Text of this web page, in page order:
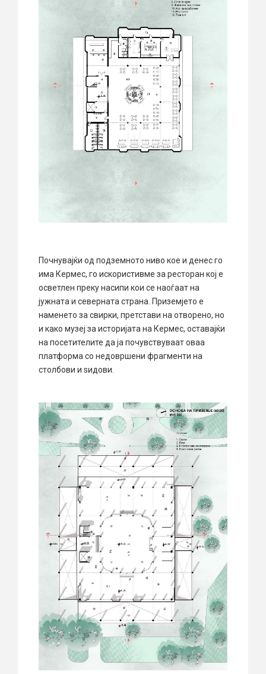
Почнувајќи од подземното ниво кое и денес го
има Кермес, го искористивме за ресторан кој е
осветлен преку насипи кои се наоѓаат на
јужната и северната страна. Приземјето е
наменето за свирки, претстави на отворено, но
и како музеј за историјата на Кермес, оставајќи
на посетителите да ја почувствуваат оваа
платформа со недовршени фрагменти на
столбови и ѕидови.